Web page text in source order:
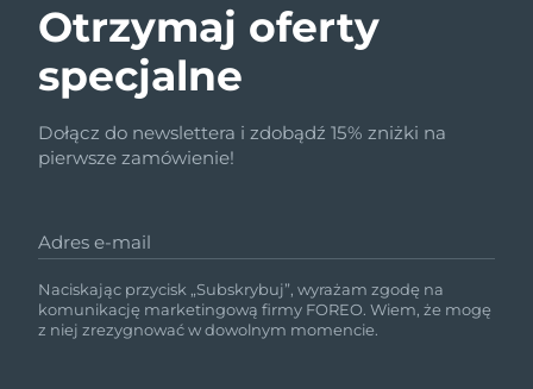
Otrzymaj oferty
specjalne
Dołącz do newslettera i zdobądź 15% zniżki na
pierwsze zamówienie!
Adres e-mail
Naciskając przycisk „Subskrybuj”, wyrażam zgodę na
komunikację marketingową firmy FOREO. Wiem, że mogę
z niej zrezygnować w dowolnym momencie.